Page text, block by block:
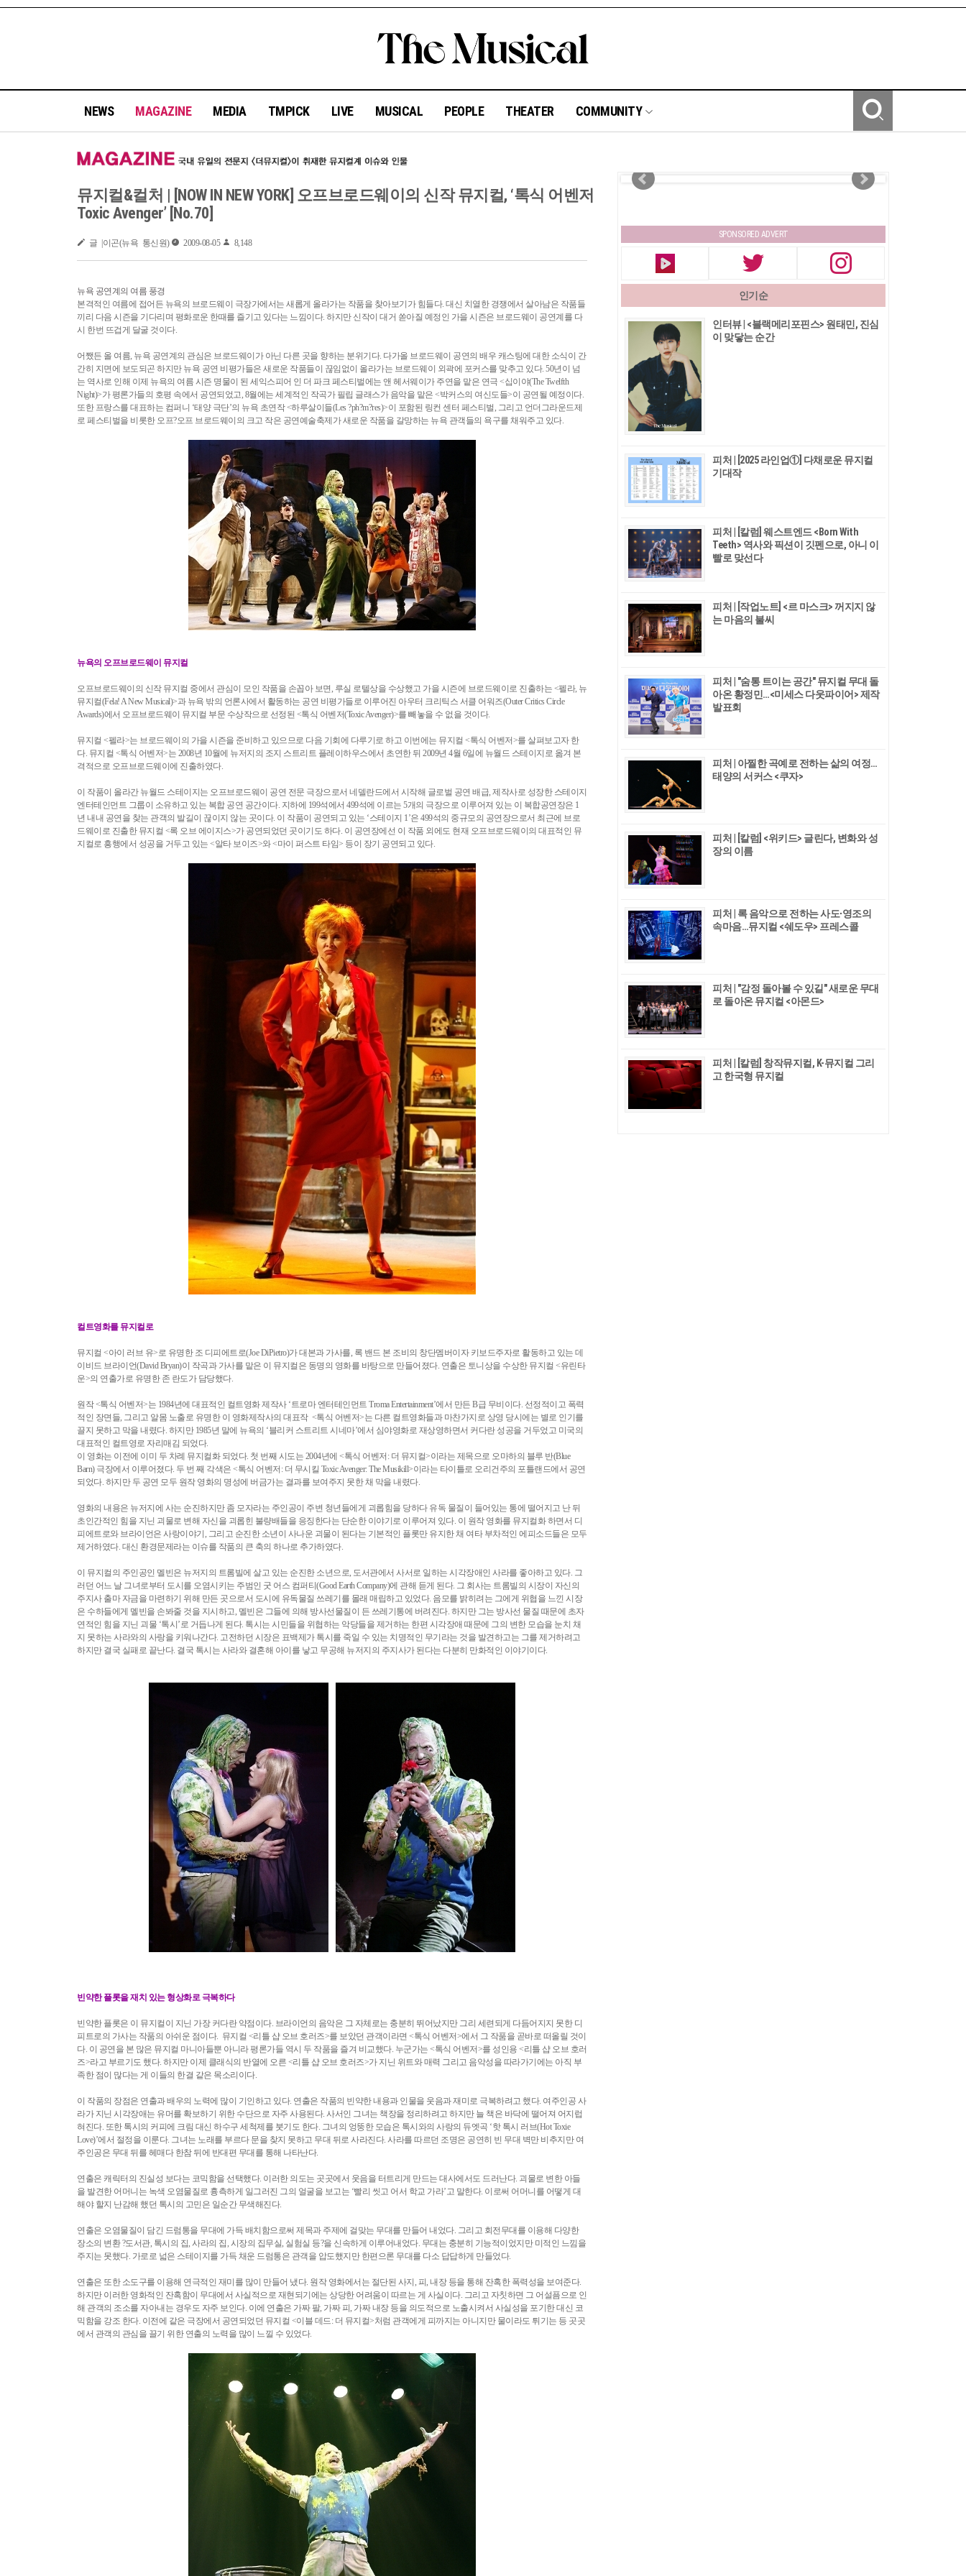
NEWS MAGAZINE MEDIA TMPICK LIVE MUSICAL PEOPLE THEATER COMMUNITY
뮤지컬&컬처 | [NOW IN NEW YORK] 오프브로드웨이의 신작 뮤지컬, ‘톡식 어벤저
Toxic Avenger’ [No.70]
글 |이곤(뉴욕 통신원) 2009-08-05 8,148
뉴욕 공연계의 여름 풍경
본격적인 여름에 접어든 뉴욕의 브로드웨이 극장가에서는 새롭게 올라가는 작품을 찾아보기가 힘들다. 대신 치열한 경쟁에서 살아남은 작품들
끼리 다음 시즌을 기다리며 평화로운 한때를 즐기고 있다는 느낌이다. 하지만 신작이 대거 쏟아질 예정인 가을 시즌은 브로드웨이 공연계를 다
시 한번 뜨겁게 달굴 것이다.
어쨌든 올 여름, 뉴욕 공연계의 관심은 브로드웨이가 아닌 다른 곳을 향하는 분위기다. 다가올 브로드웨이 공연의 배우 캐스팅에 대한 소식이 간
간히 지면에 보도되곤 하지만 뉴욕 공연 비평가들은 새로운 작품들이 끊임없이 올라가는 브로드웨이 외곽에 포커스를 맞추고 있다. 50년이 넘
는 역사로 인해 이제 뉴욕의 여름 시즌 명물이 된 세익스피어 인 더 파크 페스티벌에는 앤 헤서웨이가 주연을 맡은 연극 <십이야(The Twelfth
Night)>가 평론가들의 호평 속에서 공연되었고, 8월에는 세계적인 작곡가 필립 글래스가 음악을 맡은 <박커스의 여신도들>이 공연될 예정이다.
또한 프랑스를 대표하는 컴퍼니 ‘태양 극단’의 뉴욕 초연작 <하루살이들(Les ?ph?m?res)>이 포함된 링컨 센터 페스티벌, 그리고 언더그라운드제
로 페스티벌을 비롯한 오프?오프 브로드웨이의 크고 작은 공연예술축제가 새로운 작품을 갈망하는 뉴욕 관객들의 욕구를 채워주고 있다.
뉴욕의 오프브로드웨이 뮤지컬
오프브로드웨이의 신작 뮤지컬 중에서 관심이 모인 작품을 손꼽아 보면, 루실 로텔상을 수상했고 가을 시즌에 브로드웨이로 진출하는 <펠라, 뉴
뮤지컬(Fela! A New Musical)>과 뉴욕 밖의 언론사에서 활동하는 공연 비평가들로 이루어진 아우터 크리틱스 서클 어워즈(Outer Critics Circle
Awards)에서 오프브로드웨이 뮤지컬 부문 수상작으로 선정된 <톡식 어벤저(Toxic Avenger)>를 빼놓을 수 없을 것이다.
뮤지컬 <펠라>는 브로드웨이의 가을 시즌을 준비하고 있으므로 다음 기회에 다루기로 하고 이번에는 뮤지컬 <톡식 어벤저>를 살펴보고자 한
다. 뮤지컬 <톡식 어벤저>는 2008년 10월에 뉴저지의 조지 스트리트 플레이하우스에서 초연한 뒤 2009년 4월 6일에 뉴월드 스테이지로 옮겨 본
격적으로 오프브로드웨이에 진출하였다.
이 작품이 올라간 뉴월드 스테이지는 오프브로드웨이 공연 전문 극장으로서 네델란드에서 시작해 글로벌 공연 배급, 제작사로 성장한 스테이지
엔터테인먼트 그룹이 소유하고 있는 복합 공연 공간이다. 지하에 199석에서 499석에 이르는 5개의 극장으로 이루어져 있는 이 복합공연장은 1
년 내내 공연을 찾는 관객의 발길이 끊이지 않는 곳이다. 이 작품이 공연되고 있는 ‘스테이지 1’은 499석의 중규모의 공연장으로서 최근에 브로
드웨이로 진출한 뮤지컬 <록 오브 에이지스>가 공연되었던 곳이기도 하다. 이 공연장에선 이 작품 외에도 현재 오프브로드웨이의 대표적인 뮤
지컬로 흥행에서 성공을 거두고 있는 <알타 보이즈>와 <마이 퍼스트 타임> 등이 장기 공연되고 있다.
컬트영화를 뮤지컬로
뮤지컬 <아이 러브 유>로 유명한 조 디피에트로(Joe DiPietro)가 대본과 가사를, 록 밴드 본 조비의 창단멤버이자 키보드주자로 활동하고 있는 데
이비드 브라이언(David Bryan)이 작곡과 가사를 맡은 이 뮤지컬은 동명의 영화를 바탕으로 만들어졌다. 연출은 토니상을 수상한 뮤지컬 <유린타
운>의 연출가로 유명한 존 란도가 담당했다.
원작 <톡식 어벤저>는 1984년에 대표적인 컬트영화 제작사 ‘트로마 엔터테인먼트 Troma Entertainment’에서 만든 B급 무비이다. 선정적이고 폭력
적인 장면들, 그리고 알몸 노출로 유명한 이 영화제작사의 대표작 <톡식 어벤저>는 다른 컬트영화들과 마찬가지로 상영 당시에는 별로 인기를
끌지 못하고 막을 내렸다. 하지만 1985년 말에 뉴욕의 ‘블리커 스트리트 시네마’에서 심야영화로 재상영하면서 커다란 성공을 거두었고 미국의
대표적인 컬트영로 자리매김 되었다.
이 영화는 이전에 이미 두 차례 뮤지컬화 되었다. 첫 번째 시도는 2004년에 <톡식 어벤저: 더 뮤지컬>이라는 제목으로 오마하의 블루 반(Blue
Barn) 극장에서 이루어졌다. 두 번 째 각색은 <톡식 어벤저: 더 무시킬 Toxic Avenger: The Musikill>이라는 타이틀로 오리건주의 포틀랜드에서 공연
되었다. 하지만 두 공연 모두 원작 영화의 명성에 버금가는 결과를 보여주지 못한 채 막을 내렸다.
영화의 내용은 뉴저지에 사는 순진하지만 좀 모자라는 주인공이 주변 청년들에게 괴롭힘을 당하다 유독 물질이 들어있는 통에 떨어지고 난 뒤
초인간적인 힘을 지닌 괴물로 변해 자신을 괴롭힌 불량배들을 응징한다는 단순한 이야기로 이루어져 있다. 이 원작 영화를 뮤지컬화 하면서 디
피에트로와 브라이언은 사랑이야기, 그리고 순진한 소년이 사나운 괴물이 된다는 기본적인 플롯만 유지한 채 여타 부차적인 에피소드들은 모두
제거하였다. 대신 환경문제라는 이슈를 작품의 큰 축의 하나로 추가하였다.
이 뮤지컬의 주인공인 멜빈은 뉴저지의 트롬빌에 살고 있는 순진한 소년으로, 도서관에서 사서로 일하는 시각장애인 사라를 좋아하고 있다. 그
러던 어느 날 그녀로부터 도시를 오염시키는 주범인 굿 어스 컴퍼티(Good Earth Company)에 관해 듣게 된다. 그 회사는 트롬빌의 시장이 자신의
주지사 출마 자금을 마련하기 위해 만든 곳으로서 도시에 유독물질 쓰레기를 몰래 매립하고 있었다. 음모를 밝히려는 그에게 위협을 느낀 시장
은 수하들에게 멜빈을 손봐줄 것을 지시하고, 멜빈은 그들에 의해 방사선물질이 든 쓰레기통에 버려진다. 하지만 그는 방사선 물질 때문에 초자
연적인 힘을 지닌 괴물 ‘톡시’로 거듭나게 된다. 톡시는 시민들을 위협하는 악당들을 제거하는 한편 시각장애 때문에 그의 변한 모습을 눈치 채
지 못하는 사라와의 사랑을 키워나간다. 고전하던 시장은 표백제가 톡시를 죽일 수 있는 치명적인 무기라는 것을 발견하고는 그를 제거하려고
하지만 결국 실패로 끝난다. 결국 톡시는 사라와 결혼해 아이를 낳고 무공해 뉴저지의 주지사가 된다는 다분히 만화적인 이야기이다.
빈약한 플롯을 재치 있는 형상화로 극복하다
빈약한 플롯은 이 뮤지컬이 지닌 가장 커다란 약점이다. 브라이언의 음악은 그 자체로는 충분히 뛰어났지만 그리 세련되게 다듬어지지 못한 디
피트로의 가사는 작품의 아쉬운 점이다. 뮤지컬 <리틀 샵 오브 호러즈>를 보았던 관객이라면 <톡식 어벤저>에서 그 작품을 곧바로 떠올릴 것이
다. 이 공연을 본 많은 뮤지컬 마니아들뿐 아니라 평론가들 역시 두 작품을 즐겨 비교했다. 누군가는 <톡식 어벤저>를 성인용 <리틀 샵 오브 호러
즈>라고 부르기도 했다. 하지만 이제 클래식의 반열에 오른 <리틀 샵 오브 호러즈>가 지닌 위트와 매력 그리고 음악성을 따라가기에는 아직 부
족한 점이 많다는 게 이들의 한결 같은 목소리이다.
이 작품의 장점은 연출과 배우의 노력에 많이 기인하고 있다. 연출은 작품의 빈약한 내용과 인물을 웃음과 재미로 극복하려고 했다. 여주인공 사
라가 지닌 시각장애는 유머를 확보하기 위한 수단으로 자주 사용된다. 사서인 그녀는 책장을 정리하려고 하지만 늘 책은 바닥에 떨어져 어지럽
혀진다. 또한 톡시의 커피에 크림 대신 하수구 세척제를 붓기도 한다. 그녀의 엉뚱한 모습은 톡시와의 사랑의 듀엣곡 ‘핫 톡시 러브(Hot Toxie
Love)’에서 절정을 이룬다. 그녀는 노래를 부르다 문을 찾지 못하고 무대 뒤로 사라진다. 사라를 따르던 조명은 공연히 빈 무대 벽만 비추지만 여
주인공은 무대 뒤를 헤매다 한참 뒤에 반대편 무대를 통해 나타난다.
연출은 캐릭터의 진실성 보다는 코믹함을 선택했다. 이러한 의도는 곳곳에서 웃음을 터트리게 만드는 대사에서도 드러난다. 괴물로 변한 아들
을 발견한 어머니는 녹색 오염물질로 흉측하게 일그러진 그의 얼굴을 보고는 ‘빨리 씻고 어서 학교 가라’고 말한다. 이로써 어머니를 어떻게 대
해야 할지 난감해 했던 톡시의 고민은 일순간 무색해진다.
연출은 오염물질이 담긴 드럼통을 무대에 가득 배치함으로써 제목과 주제에 걸맞는 무대를 만들어 내었다. 그리고 회전무대를 이용해 다양한
장소의 변환 ?도서관, 톡시의 집, 사라의 집, 시장의 집무실, 실험실 등?을 신속하게 이루어내었다. 무대는 충분히 기능적이었지만 미적인 느낌을
주지는 못했다. 가로로 넓은 스테이지를 가득 채운 드럼통은 관객을 압도했지만 한편으론 무대를 다소 답답하게 만들었다.
연출은 또한 소도구를 이용해 연극적인 재미를 많이 만들어 냈다. 원작 영화에서는 절단된 사지, 피, 내장 등을 통해 잔혹한 폭력성을 보여준다.
하지만 이러한 영화적인 잔혹함이 무대에서 사실적으로 재현되기에는 상당한 어려움이 따르는 게 사실이다. 그리고 자칫하면 그 어설픔으로 인
해 관객의 조소를 자아내는 경우도 자주 보인다. 이에 연출은 가짜 팔, 가짜 피, 가짜 내장 등을 의도적으로 노출시켜서 사실성을 포기한 대신 코
믹함을 강조 한다. 이전에 같은 극장에서 공연되었던 뮤지컬 <이블 데드: 더 뮤지컬>처럼 관객에게 피까지는 아니지만 물이라도 튀기는 등 곳곳
에서 관객의 관심을 끌기 위한 연출의 노력을 많이 느낄 수 있었다.
SPONSORED ADVERT
인기순
인터뷰 | <블랙메리포핀스> 원태민, 진심
이 맞닿는 순간
피처 | [2025 라인업①] 다채로운 뮤지컬
기대작
피처 | [칼럼] 웨스트엔드 <Born With
Teeth> 역사와 픽션이 깃펜으로, 아니 이
빨로 맞선다
피처 | [작업노트] <르 마스크> 꺼지지 않
는 마음의 불씨
피처 | "숨통 트이는 공간" 뮤지컬 무대 돌
아온 황정민…<미세스 다웃파이어> 제작
발표회
피처 | 아찔한 곡예로 전하는 삶의 여정…
태양의 서커스 <쿠자>
피처 | [칼럼] <위키드> 글린다, 변화와 성
장의 이름
피처 | 록 음악으로 전하는 사도∙영조의
속마음…뮤지컬 <쉐도우> 프레스콜
피처 | "감정 돌아볼 수 있길" 새로운 무대
로 돌아온 뮤지컬 <아몬드>
피처 | [칼럼] 창작뮤지컬, K-뮤지컬 그리
고 한국형 뮤지컬